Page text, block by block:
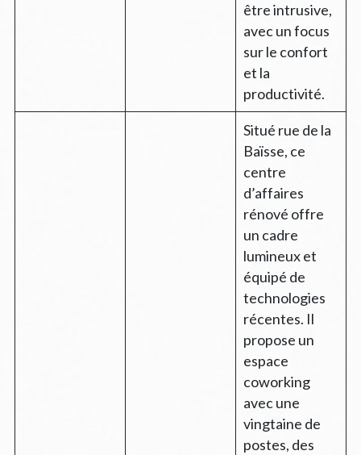
être intrusive,
avec un focus
sur le confort
et la
productivité.
Situé rue de la
Baïsse, ce
centre
d’affaires
rénové offre
un cadre
lumineux et
équipé de
technologies
récentes. Il
propose un
espace
coworking
avec une
vingtaine de
postes, des